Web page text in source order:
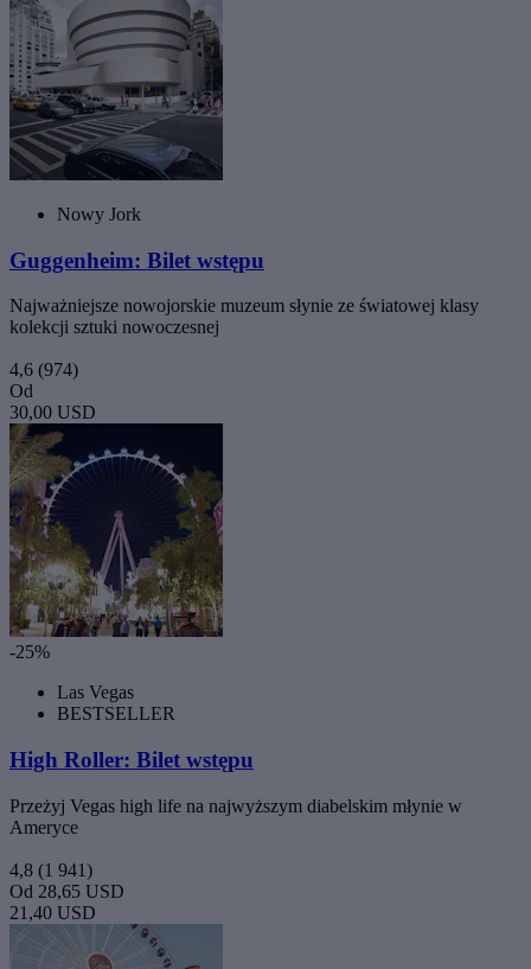
Nowy Jork
Guggenheim: Bilet wstępu
Najważniejsze nowojorskie muzeum słynie ze światowej klasy
kolekcji sztuki nowoczesnej
4,6 (974)
Od
30,00 USD
-25%
Las Vegas
BESTSELLER
High Roller: Bilet wstępu
Przeżyj Vegas high life na najwyższym diabelskim młynie w
Ameryce
4,8 (1 941)
Od 28,65 USD
21,40 USD